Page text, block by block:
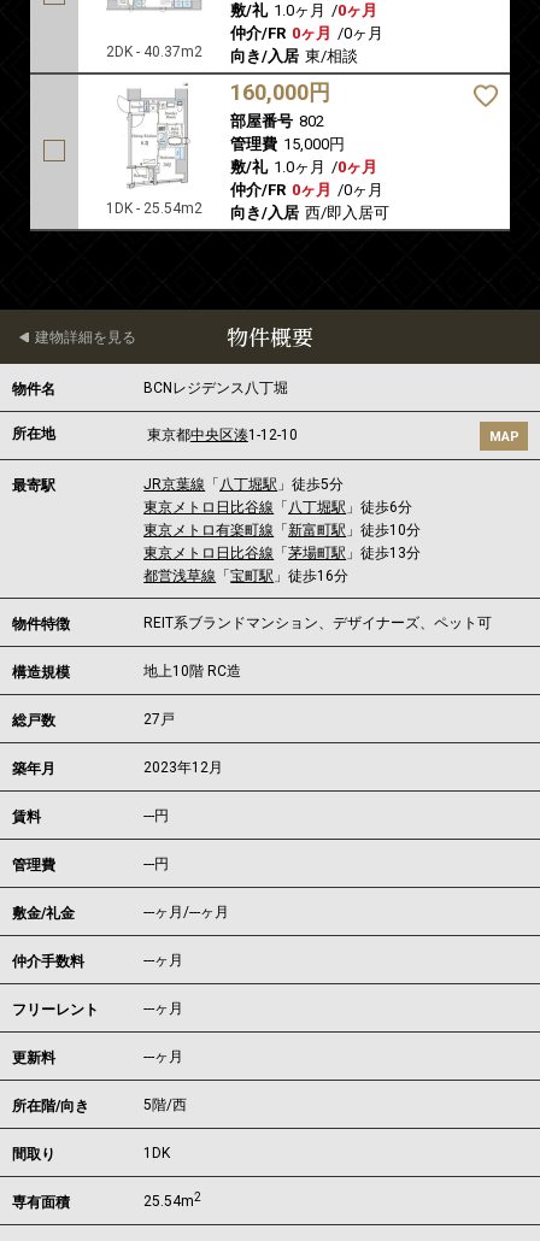
2DK - 40.37m2
敷/礼 1.0ヶ月 /0ヶ月
仲介/FR 0ヶ月 /0ヶ月
向き/入居 東/相談
1DK - 25.54m2
160,000円
部屋番号 802
管理費 15,000円
敷/礼 1.0ヶ月 /0ヶ月
仲介/FR 0ヶ月 /0ヶ月
向き/入居 西/即入居可
物件概要
建物詳細を見る
物件名 BCNレジデンス八丁堀
所在地 東京都中央区湊1-12-10 MAP
最寄駅 JR京葉線 「 八丁堀駅 」徒歩5分
東京メトロ日比谷線 「 八丁堀駅 」徒歩6分
東京メトロ有楽町線 「新富町駅 」徒歩10分
東京メトロ日比谷線 「茅場町駅 」徒歩13分
都営浅草線 「宝町駅 」徒歩16分
物件特徴 REIT系ブランドマンション、デザイナーズ、ペット可
構造規模 地上10階 RC造
総戸数 27戸
築年月 2023年12月
賃料 ---円
管理費 ---円
敷金/礼金 ---ヶ月/---ヶ月
仲介手数料 ---ヶ月
フリーレント ---ヶ月
更新料 ---ヶ月
所在階/向き 5階/西
間取り 1DK
専有面積 25.54m2